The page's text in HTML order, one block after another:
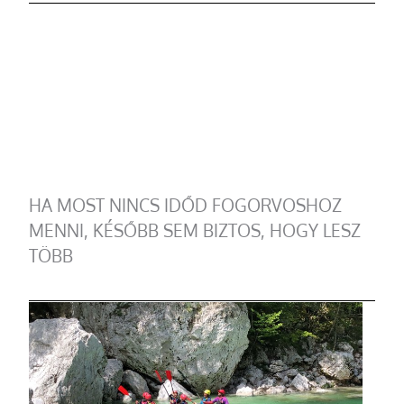
HA MOST NINCS IDŐD FOGORVOSHOZ
MENNI, KÉSŐBB SEM BIZTOS, HOGY LESZ
TÖBB